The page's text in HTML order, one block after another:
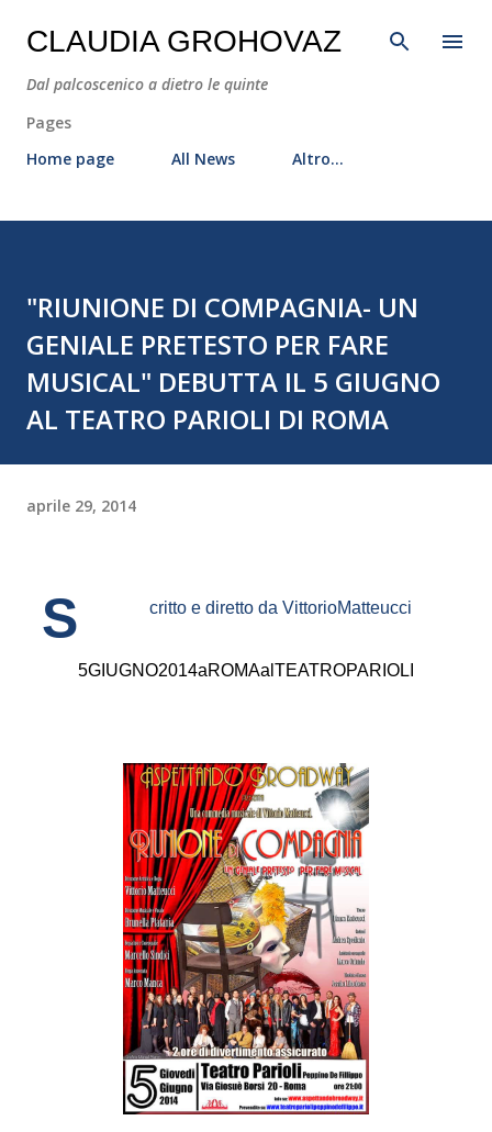
Passa ai contenuti principali
CLAUDIA GROHOVAZ
Dal palcoscenico a dietro le quinte
Pages
Home page
All News Altro…
"RIUNIONE DI COMPAGNIA- UN
GENIALE PRETESTO PER FARE
MUSICAL" DEBUTTA IL 5 GIUGNO
AL TEATRO PARIOLI DI ROMA
aprile 29, 2014
S critto e diretto da VittorioMatteucci
5GIUGNO2014aROMAal TEATROPARIOLI